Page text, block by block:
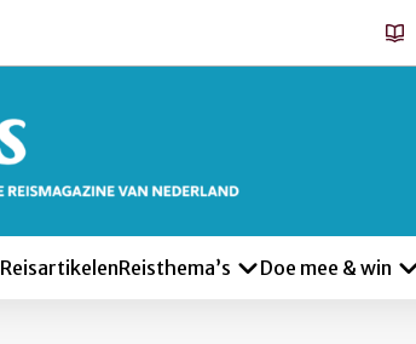
ReisartikelenReisthema’s Doe mee & win